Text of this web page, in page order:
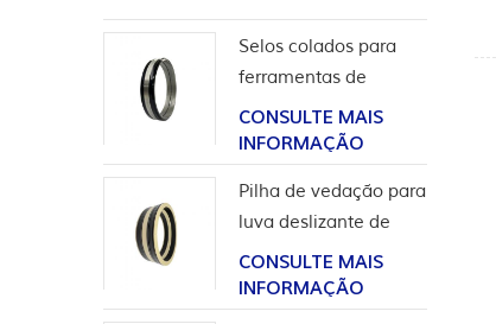
Selos colados para
ferramentas de
completação
CONSULTE MAIS
INFORMAÇÃO
Pilha de vedação para
luva deslizante de
ferramentas de poço
CONSULTE MAIS
INFORMAÇÃO